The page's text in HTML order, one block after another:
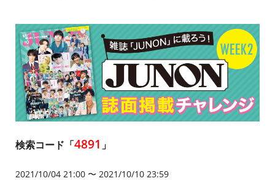
検索コード「4891 」
2021/10/04 21:00 〜 2021/10/10 23:59